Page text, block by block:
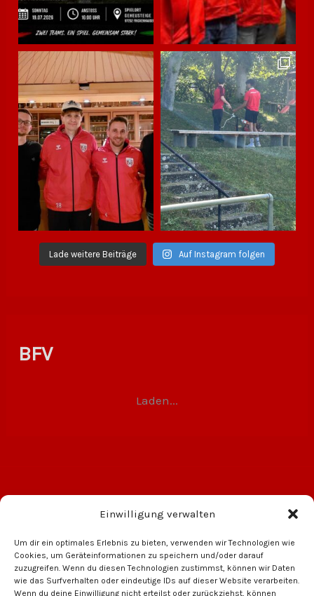
Einwilligung verwalten
Um dir ein optimales Erlebnis zu bieten, verwenden wir Technologien wie
Cookies, um Geräteinformationen zu speichern und/oder darauf
zuzugreifen. Wenn du diesen Technologien zustimmst, können wir Daten
wie das Surfverhalten oder eindeutige IDs auf dieser Website verarbeiten.
Wenn du deine Einwilligung nicht erteilst oder zurückziehst, können
Lade weitere Beiträge Auf Instagram folgen
BFV
Laden...